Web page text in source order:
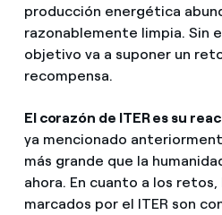
producción energética
razonablemente limpia. Sin
objetivo va a suponer un
recompensa.
El corazón de ITER es su
ya mencionado
más grande que la
ahora. En cuanto a los
marcados por el ITER son